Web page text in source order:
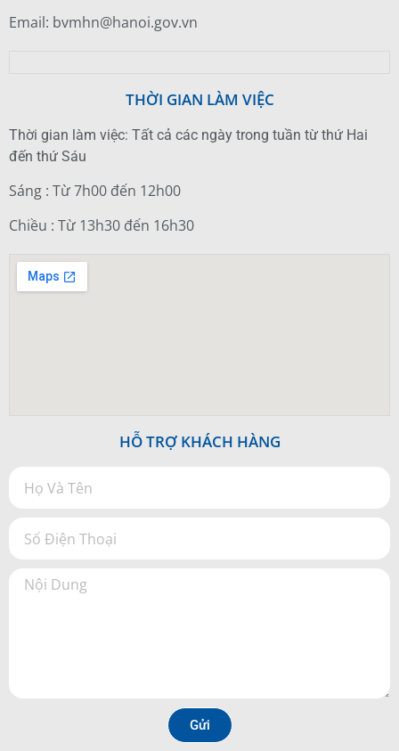
Email: bvmhn@hanoi.gov.vn
THỜI GIAN LÀM VIỆC
Thời gian làm việc: Tất cả các ngày trong tuần từ thứ Hai
đến thứ Sáu
Sáng : Từ 7h00 đến 12h00
Chiều : Từ 13h30 đến 16h30
HỖ TRỢ KHÁCH HÀNG
Gửi